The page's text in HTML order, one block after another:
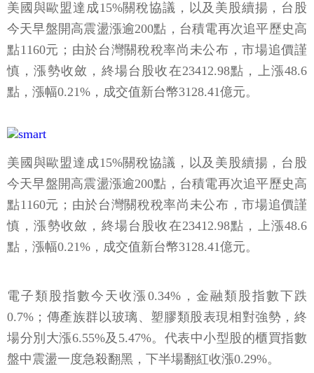
美國與歐盟達成15%關稅協議，以及美股續揚，台股
今天早盤開高震盪漲逾200點，台積電再次追平歷史高
點1160元；由於台灣關稅稅率尚未公布，市場追價謹
慎，漲勢收斂，終場台股收在23412.98點，上漲48.6
點，漲幅0.21%，成交值新台幣3128.41億元。
美國與歐盟達成15%關稅協議，以及美股續揚，台股
今天早盤開高震盪漲逾200點，台積電再次追平歷史高
點1160元；由於台灣關稅稅率尚未公布，市場追價謹
慎，漲勢收斂，終場台股收在23412.98點，上漲48.6
點，漲幅0.21%，成交值新台幣3128.41億元。
電子類股指數今天收漲0.34%，金融類股指數下跌
0.7%；傳產族群以玻璃、塑膠類股表現相對強勢，終
場分別大漲6.55%及5.47%。代表中小型股的櫃買指數
盤中震盪一度急殺翻黑，下半場翻紅收漲0.29%。